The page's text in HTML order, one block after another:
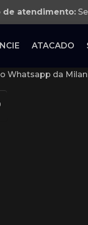
de atendimento:
ATACADO
Whatsapp da